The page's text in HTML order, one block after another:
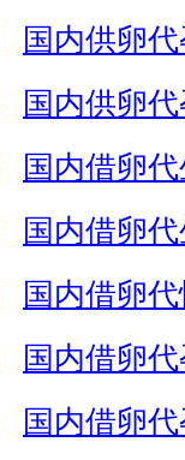
国内供卵
国内供卵
国内借卵
国内借卵代
国内借卵
国内借卵
国内借卵